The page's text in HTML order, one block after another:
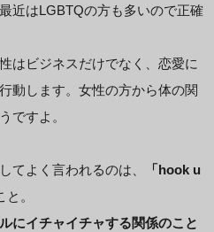
近はLGBTQの方も多いので正確
はビジネスだけでなく、恋愛に
動します。女性の方から体の関
ですよ。
てよく言われるのは、
「hook u
。
にイチャイチャする関係のこと